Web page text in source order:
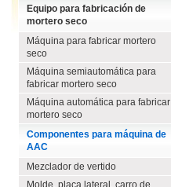
Equipo para fabricación de
mortero seco
Máquina para fabricar mortero
seco
Máquina semiautomática para
fabricar mortero seco
Máquina automática para fabricar
mortero seco
Componentes para máquina de
AAC
Mezclador de vertido
Molde, placa lateral, carro de